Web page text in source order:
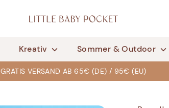
Kreativ Sommer & Outdoor
GRATIS VERSAND AB 65€ (DE) / 95€ (EU)